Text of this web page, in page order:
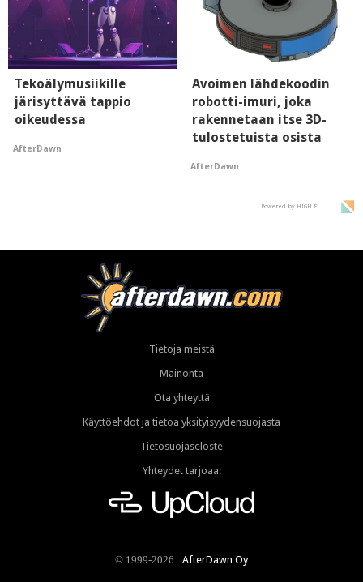
Tekoälymusiikille
järisyttävä tappio
oikeudessa
AfterDawn
Avoimen lähdekoodin
robotti-imuri, joka
rakennetaan itse 3D-
tulostetuista osista
AfterDawn
Powered by HIGH.FI
Tietoja meistä
Mainonta
Ota yhteyttä
Käyttöehdot ja tietoa yksityisyydensuojasta
Tietosuojaseloste
Yhteydet tarjoaa:
© 1999-2026 AfterDawn Oy